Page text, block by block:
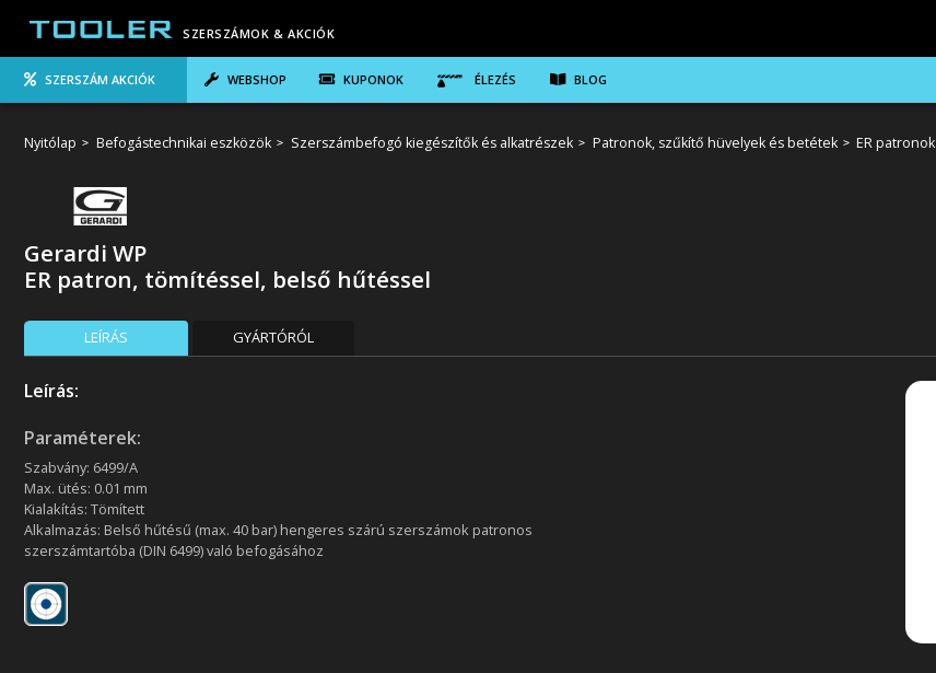
SZERSZÁMOK & AKCIÓK
SZERSZÁM AKCIÓK WEBSHOP KUPONOK ÉLEZÉS BLOG
Nyitólap Befogástechnikai eszközök Szerszámbefogó kiegészítők és alkatrészek Patronok, szűkítő hüvelyek és betétek ER patronok
Gerardi WP
ER patron, tömítéssel, belső hűtéssel
LEÍRÁS GYÁRTÓRÓL
Leírás:
Paraméterek:
Szabvány: 6499/A
Max. ütés: 0.01 mm
Kialakítás: Tömített
Alkalmazás: Belső hűtésű (max. 40 bar) hengeres szárú szerszámok patronos
szerszámtartóba (DIN 6499) való befogásához